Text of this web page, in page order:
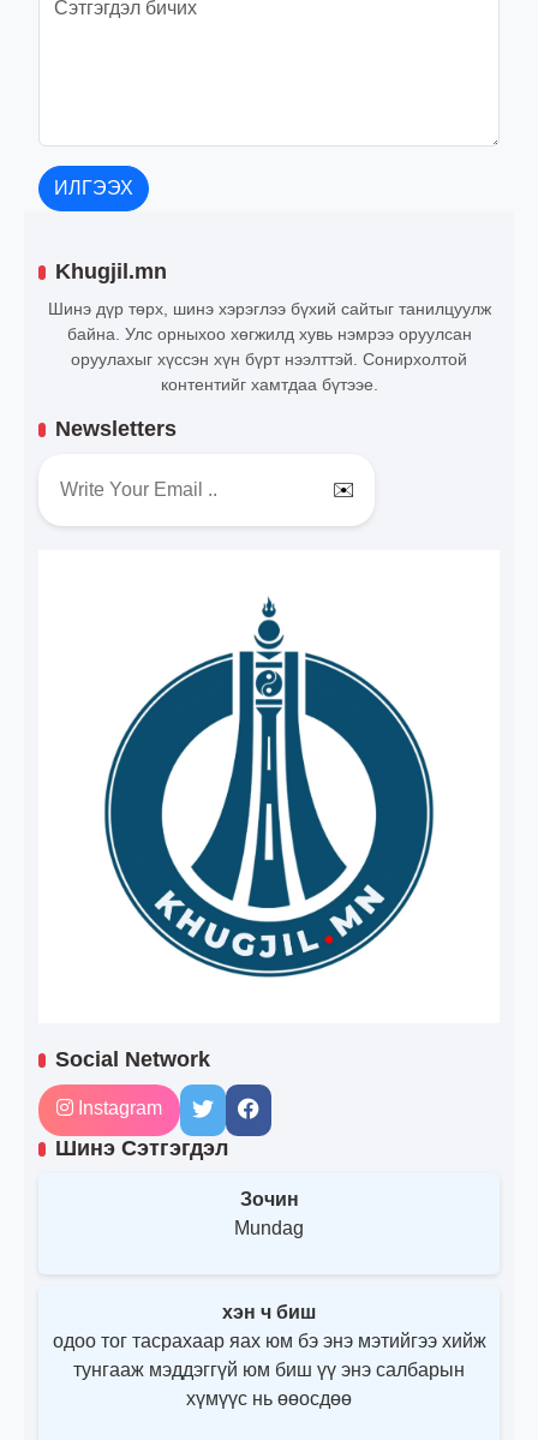
ИЛГЭЭХ
Khugjil.mn
Шинэ дүр төрх, шинэ хэрэглээ бүхий сайтыг танилцуулж
байна. Улс орныхоо хөгжилд хувь нэмрээ оруулсан
оруулахыг хүссэн хүн бүрт нээлттэй. Сонирхолтой
контентийг хамтдаа бүтээе.
Newsletters
✉️
Social Network
Instagram
Шинэ Сэтгэгдэл
Зочин
Mundag
хэн ч биш
одоо тог тасрахаар яах юм бэ энэ мэтийгээ хийж
тунгааж мэддэггүй юм биш үү энэ салбарын
хүмүүс нь өөосдөө